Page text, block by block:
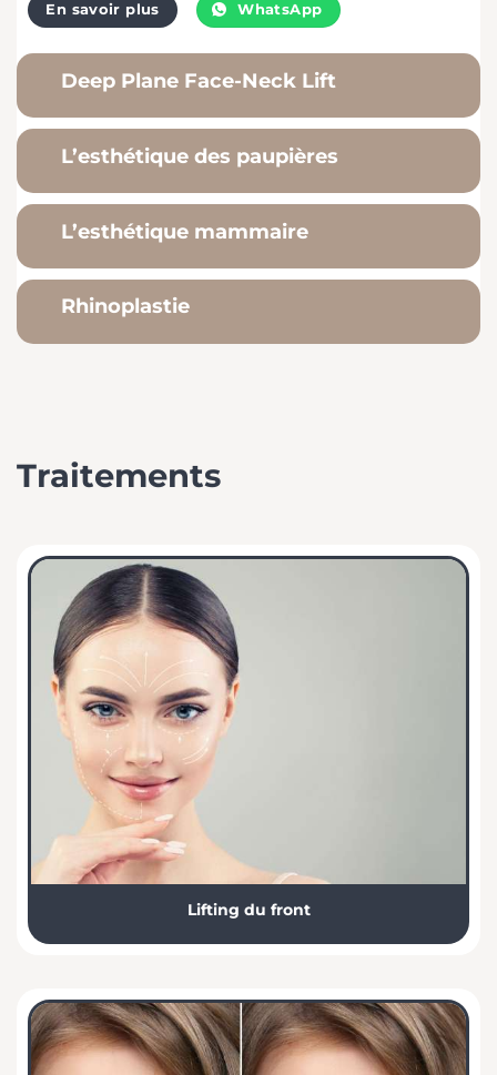
En savoir plus WhatsApp
Deep Plane Face-Neck Lift
L’esthétique des paupières
L’esthétique mammaire
Rhinoplastie
Traitements
Lifting du front